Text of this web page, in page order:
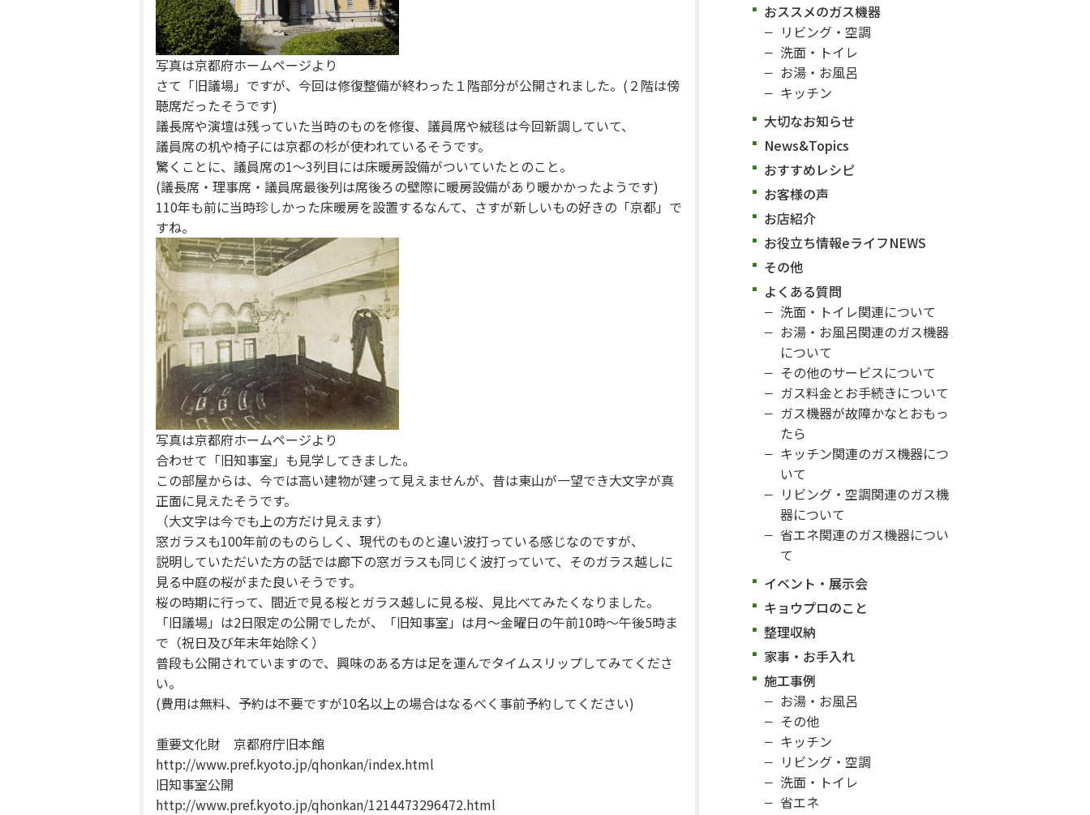
写真は京都府ホームページより
さて「旧議場」ですが、今回は修復整備が終わった１階部分が公開されました。(２階は傍
聴席だったそうです)
議長席や演壇は残っていた当時のものを修復、議員席や絨毯は今回新調していて、
議員席の机や椅子には京都の杉が使われているそうです。
驚くことに、議員席の1～3列目には床暖房設備がついていたとのこと。
(議長席・理事席・議員席最後列は席後ろの壁際に暖房設備があり暖かかったようです)
110年も前に当時珍しかった床暖房を設置するなんて、さすが新しいもの好きの「京都」で
すね。
写真は京都府ホームページより
合わせて「旧知事室」も見学してきました。
この部屋からは、今では高い建物が建って見えませんが、昔は東山が一望でき大文字が真
正面に見えたそうです。
（大文字は今でも上の方だけ見えます）
窓ガラスも100年前のものらしく、現代のものと違い波打っている感じなのですが、
説明していただいた方の話では廊下の窓ガラスも同じく波打っていて、そのガラス越しに
見る中庭の桜がまた良いそうです。
桜の時期に行って、間近で見る桜とガラス越しに見る桜、見比べてみたくなりました。
「旧議場」は2日限定の公開でしたが、「旧知事室」は月～金曜日の午前10時～午後5時ま
で（祝日及び年末年始除く）
普段も公開されていますので、興味のある方は足を運んでタイムスリップしてみてくださ
い。
(費用は無料、予約は不要ですが10名以上の場合はなるべく事前予約してください)
重要文化財 京都府庁旧本館
http://www.pref.kyoto.jp/qhonkan/index.html
旧知事室公開
http://www.pref.kyoto.jp/qhonkan/1214473296472.html
おススメのガス機器
リビング・空調
洗面・トイレ
お湯・お風呂
キッチン
大切なお知らせ
News&Topics
おすすめレシピ
お客様の声
お店紹介
お役立ち情報eライフNEWS
その他
よくある質問
洗面・トイレ関連について
お湯・お風呂関連のガス機器
について
その他のサービスについて
ガス料金とお手続きについて
ガス機器が故障かなとおもっ
たら
キッチン関連のガス機器につ
いて
リビング・空調関連のガス機
器について
省エネ関連のガス機器につい
て
イベント・展示会
キョウプロのこと
整理収納
家事・お手入れ
施工事例
お湯・お風呂
その他
キッチン
リビング・空調
洗面・トイレ
省エネ